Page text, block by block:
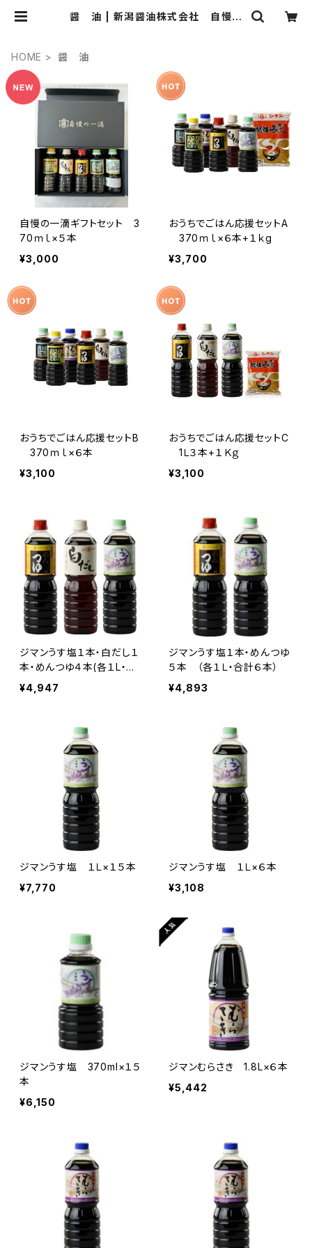
醤 油 | 新潟醤油株式会社 自慢の
HOME 醤 油
自慢の一滴ギフトセット 3
70ｍｌ×５本
¥3,000
おうちでごはん応援セットA
370ｍｌ×６本+１ｋg
¥3,700
おうちでごはん応援セットB
370ｍｌ×６本
¥3,100
おうちでごはん応援セットC
1Ｌ３本+１Ｋｇ
¥3,100
ジマンうす塩１本・白だし１
本・めんつゆ４本(各１L・合
計６本）
¥4,947
ジマンうす塩１本・めんつゆ
５本 （各１Ｌ・合計６本）
¥4,893
ジマンうす塩 １Ｌ×１５本
¥7,770
ジマンうす塩 １Ｌ×６本
¥3,108
ジマンうす塩 370ml×１５
本
¥6,150
ジマンむらさき 1.8L×６本
¥5,442